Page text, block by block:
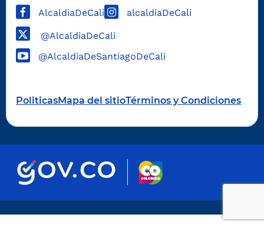
AlcaldiaDeCali alcaldiaDeCali
@AlcaldiaDeCali
@AlcaldiaDeSantiagoDeCali
PoliticasMapa del sitioTérminos y Condiciones